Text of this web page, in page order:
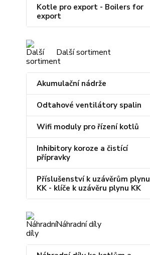
Kotle pro export - Boilers for
export
Další sortiment
Akumulační nádrže
Odtahové ventilátory spalin
Wifi moduly pro řízení kotlů
Inhibitory koroze a čistící
přípravky
Příslušenství k uzávěrům plynu
KK - klíče k uzávěru plynu KK
Náhradní díly